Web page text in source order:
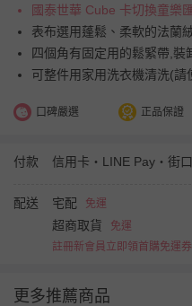
國泰世華 Cube 卡切換童樂
表布選用蓬鬆、柔軟的法蘭
四個角有固定用的鬆緊帶,裝
可整件用家用洗衣機清洗(請
口碑嚴選 正品保證
付款
配送 宅配 免運
超商取貨
免運
註冊新會員立即領首購免運券
更多推薦商品